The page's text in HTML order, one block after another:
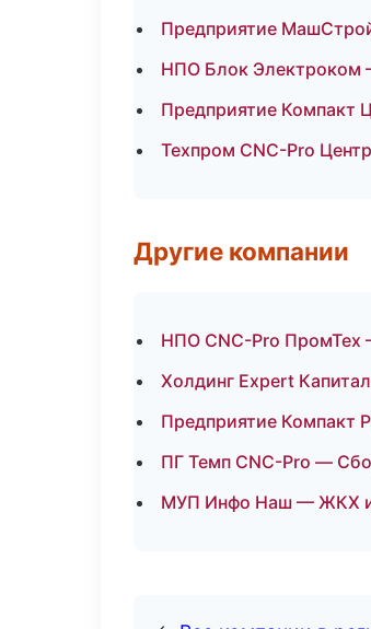
Предприятие
НПО Блок Электроком
Предприятие Компакт
Техпром CNC-Pro
Другие компании
НПО CNC-Pro ПромТех
Холдинг Expert
Предприятие Компакт
ПГ Темп CNC-Pro —
МУП Инфо Наш — ЖКХ и